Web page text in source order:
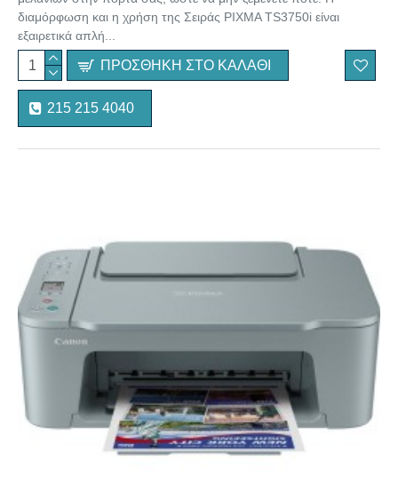
διαμόρφωση και η χρήση της Σειράς PIXMA TS3750i είναι
εξαιρετικά απλή...
ΠΡΟΣΘΉΚΗ ΣΤΟ ΚΑΛΆΘΙ
215 215 4040